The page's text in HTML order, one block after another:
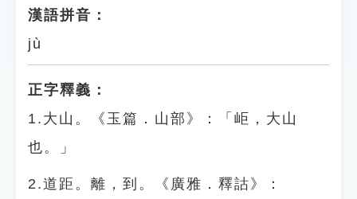
漢語拼音：
jù
正字釋義：
1.大山。《玉篇．山部》：「岠，大山
也。」
2.道距。離，到。《廣雅．釋詁》：